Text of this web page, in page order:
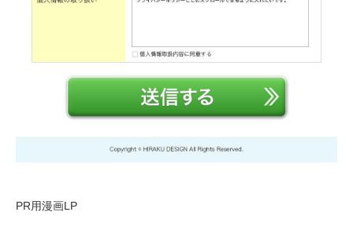
PR用漫画LP